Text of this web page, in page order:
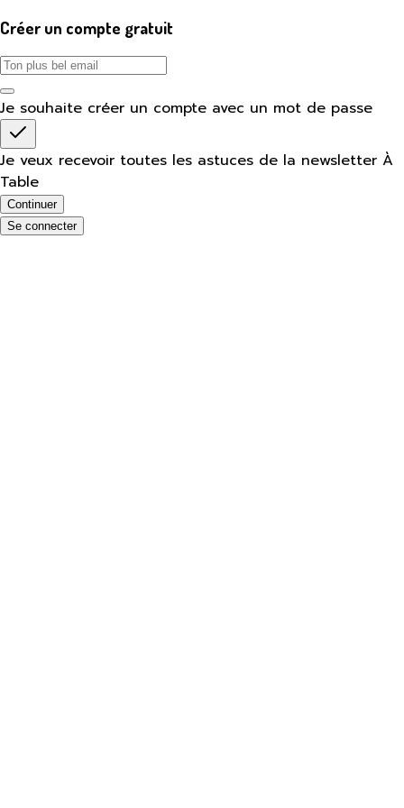
Créer un compte gratuit
Je souhaite créer un compte avec un mot de passe
Je veux recevoir toutes les astuces de la newsletter À
Table
Continuer
Se connecter